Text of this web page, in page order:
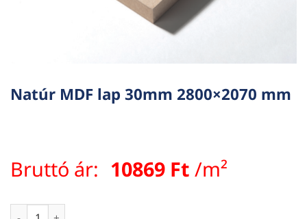
Natúr MDF lap 30mm 2800×2070 mm
Bruttó ár: 10869 Ft /m²
Natúr MDF lap 30mm 2800x2070 mm mennyiség